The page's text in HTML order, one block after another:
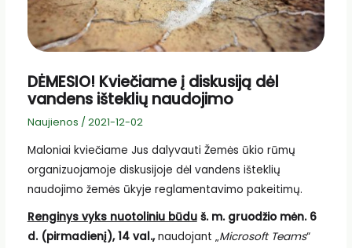
DĖMESIO! Kviečiame į diskusiją dėl
vandens išteklių naudojimo
Naujienos / 2021-12-02
Maloniai kviečiame Jus dalyvauti Žemės ūkio rūmų
organizuojamoje diskusijoje dėl vandens išteklių
naudojimo žemės ūkyje reglamentavimo pakeitimų.
Renginys vyks nuotoliniu būdu š. m. gruodžio mėn. 6
d. (pirmadienį), 14 val.,naudojant „Microsoft Teams“